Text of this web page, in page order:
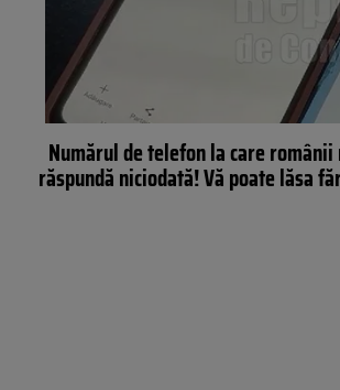
Numărul de telefon la care
răspundă niciodată! Vă poate lăsa